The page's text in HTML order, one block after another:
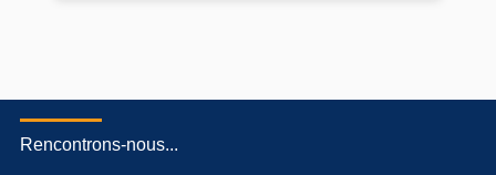
Rencontrons-nous...